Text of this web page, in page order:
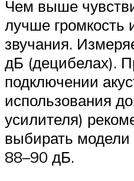
Чем выше
лучше громкость
звучания.
дБ (децибелах).
подключении
использования
усилителя)
выбирать модели
88–90 дБ.